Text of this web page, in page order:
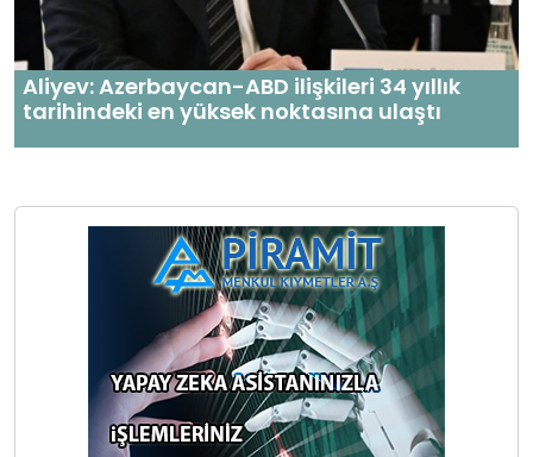
Aliyev: Azerbaycan-ABD ilişkileri 34 yıllık
tarihindeki en yüksek noktasına ulaştı